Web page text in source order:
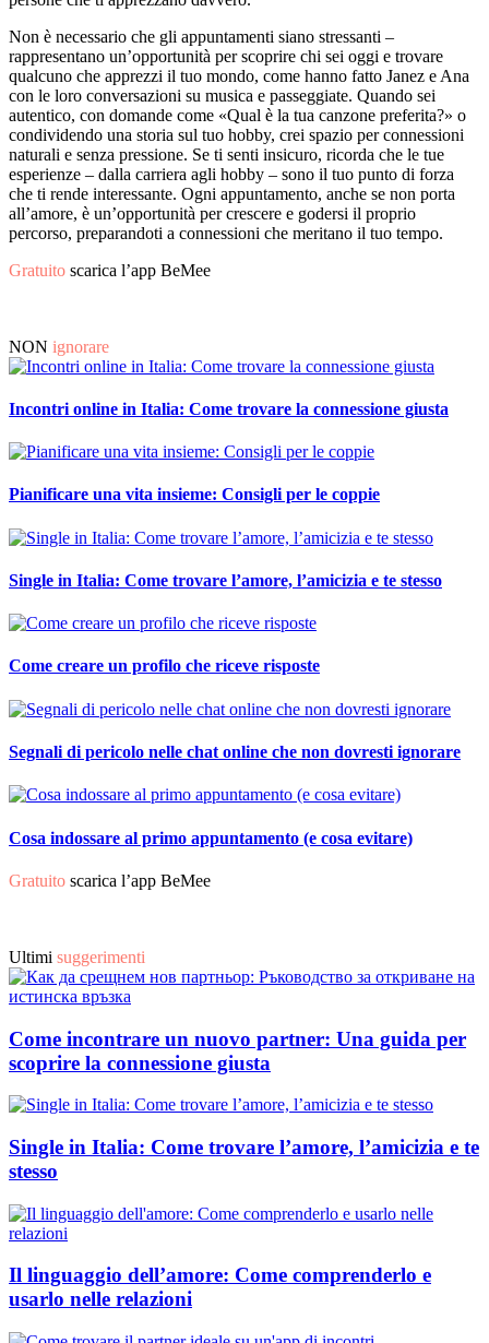
Non è necessario che gli appuntamenti siano stressanti –
rappresentano un’opportunità per scoprire chi sei oggi e trovare
qualcuno che apprezzi il tuo mondo, come hanno fatto Janez e Ana
con le loro conversazioni su musica e passeggiate. Quando sei
autentico, con domande come «Qual è la tua canzone preferita?» o
condividendo una storia sul tuo hobby, crei spazio per connessioni
naturali e senza pressione. Se ti senti insicuro, ricorda che le tue
esperienze – dalla carriera agli hobby – sono il tuo punto di forza
che ti rende interessante. Ogni appuntamento, anche se non porta
all’amore, è un’opportunità per crescere e godersi il proprio
percorso, preparandoti a connessioni che meritano il tuo tempo.
Gratuito scarica l’app BeMee
NON ignorare
Incontri online in Italia: Come trovare la connessione giusta
Pianificare una vita insieme: Consigli per le coppie
Single in Italia: Come trovare l’amore, l’amicizia e te stesso
Come creare un profilo che riceve risposte
Segnali di pericolo nelle chat online che non dovresti ignorare
Cosa indossare al primo appuntamento (e cosa evitare)
Gratuito scarica l’app BeMee
Ultimi suggerimenti
Come incontrare un nuovo partner: Una guida per
scoprire la connessione giusta
Single in Italia: Come trovare l’amore, l’amicizia e te
stesso
Il linguaggio dell’amore: Come comprenderlo e
usarlo nelle relazioni